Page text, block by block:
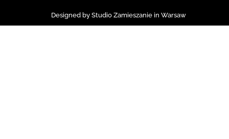
Designed by Studio Zamieszanie in Warsaw